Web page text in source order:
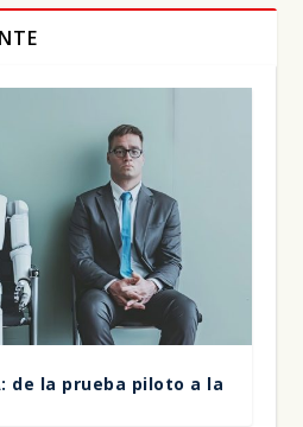
de la prue­ba pilo­to a la